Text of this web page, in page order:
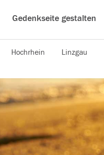
Gedenkseite gestalten
Hochrhein Linzgau